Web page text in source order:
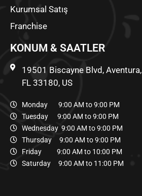
Kurumsal Satış
Franchise
KONUM & SAATLER
19501 Biscayne Blvd, Aventura,
FL 33180, US
Monday 9:00 AM to 9:00 PM
Tuesday 9:00 AM to 9:00 PM
Wednesday 9:00 AM to 9:00 PM
Thursday 9:00 AM to 9:00 PM
Friday 9:00 AM to 10:00 PM
Saturday 9:00 AM to 11:00 PM